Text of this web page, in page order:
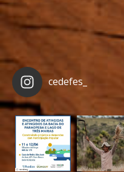
cedefes_